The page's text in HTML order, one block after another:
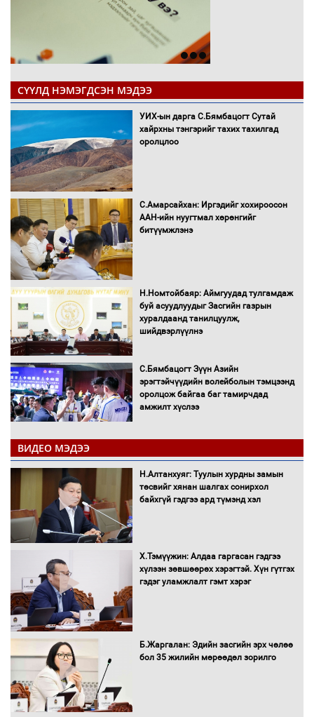
СҮҮЛД НЭМЭГДСЭН МЭДЭЭ
УИХ-ын дарга С.Бямбацогт Сутай
хайрхны тэнгэрийг тахих тахилгад
оролцлоо
С.Амарсайхан: Иргэдийг хохироосон
ААН-ийн нуугтмал хөрөнгийг
битүүмжлэнэ
Н.Номтойбаяр: Аймгуудад тулгамдаж
буй асуудлуудыг Засгийн газрын
хуралдаанд танилцуулж,
шийдвэрлүүлнэ
С.Бямбацогт Зүүн Азийн
эрэгтэйчүүдийн волейболын тэмцээнд
оролцож байгаа баг тамирчдад
амжилт хүслээ
Автобензин, дизель түлшний онцгой
албан татварыг тэглэлээ
Санхүүгийн хэмнэлтийн горимд эрүүл
мэндийн салбар хамаарахгүй
Нөөцийн махны худалдаа,
борлуулалтыг нээлттэй ил тод
ВИДЕО МЭДЭЭ
Н.Алтанхуяг: Туулын хурдны замын
төсвийг хянан шалгах сонирхол
байхгүй гэдгээ ард түмэнд хэл
Х.Тэмүүжин: Алдаа гаргасан гэдгээ
хүлээн зөвшөөрөх хэрэгтэй. Хүн гүтгэх
гэдэг уламжлалт гэмт хэрэг
Б.Жаргалан: Эдийн засгийн эрх чөлөө
бол 35 жилийн мөрөөдөл зорилго